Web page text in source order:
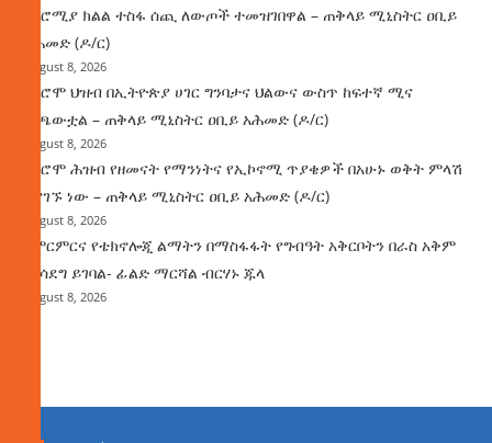
በኦሮሚያ ክልል ተስፋ ሰጪ ለውጦች ተመዝገበዋል – ጠቅላይ ሚኒስትር ዐቢይ
አሕመድ (ዶ/ር)
August 8, 2026
የኦሮሞ ህዝብ በኢትዮጵያ ሀገር ግንባታና ህልውና ውስጥ ከፍተኛ ሚና
ተጫውቷል – ጠቅላይ ሚኒስትር ዐቢይ አሕመድ (ዶ/ር)
August 8, 2026
የኦሮሞ ሕዝብ የዘመናት የማንነትና የኢኮኖሚ ጥያቄዎች በአሁኑ ወቅት ምላሽ
እያገኙ ነው – ጠቅላይ ሚኒስትር ዐቢይ አሕመድ (ዶ/ር)
August 8, 2026
የምርምርና የቴክኖሎጂ ልማትን በማስፋፋት የግብዓት አቅርቦትን በራስ አቅም
ማሳደግ ይገባል- ፊልድ ማርሻል ብርሃኑ ጁላ
August 8, 2026